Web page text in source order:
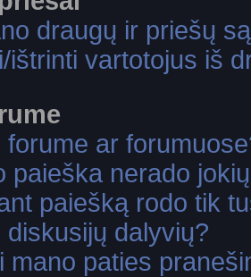
draugų ir priešų
ištrinti vartotojus iš
forume ar
paieška nerado
paiešką rodo tik
diskusijų dalyvių?
mano paties